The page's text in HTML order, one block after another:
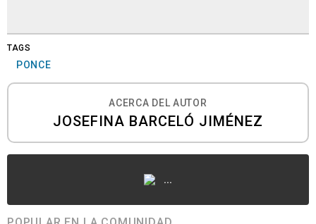
TAGS
PONCE
ACERCA DEL AUTOR
JOSEFINA BARCELÓ JIMÉNEZ
...